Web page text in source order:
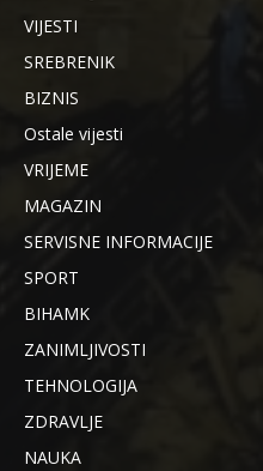
VIJESTI
SREBRENIK
BIZNIS
Ostale vijesti
VRIJEME
MAGAZIN
SERVISNE INFORMACIJE
SPORT
BIHAMK
ZANIMLJIVOSTI
TEHNOLOGIJA
ZDRAVLJE
NAUKA